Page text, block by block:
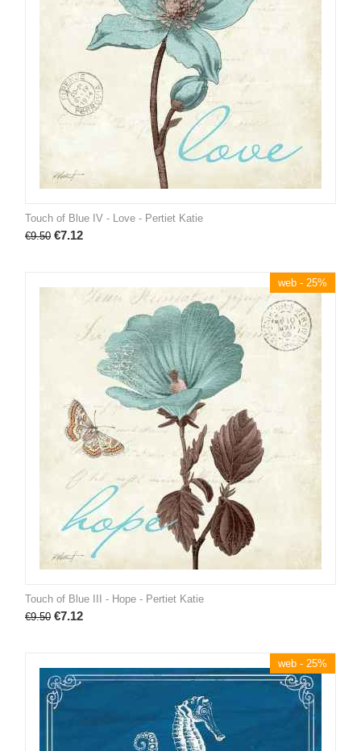
Touch of Blue IV - Love - Pertiet Katie
€9.50 €7.12
web - 25%
Touch of Blue III - Hope - Pertiet Katie
€9.50 €7.12
web - 25%